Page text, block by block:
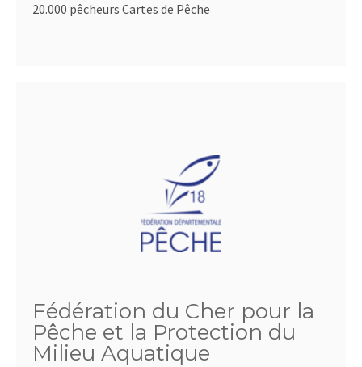
20.000 pêcheurs Cartes de Pêche
Fédération du Cher pour la
Pêche et la Protection du
Milieu Aquatique